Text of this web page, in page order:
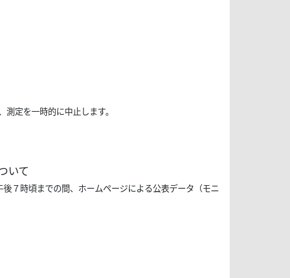
定を一時的に中止します。
いて
７時頃までの間、ホームページによる公表データ（モニ